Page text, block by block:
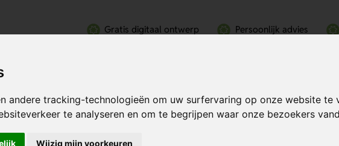
andere tracking-technologieën om uw surfervaring op onze website te
te analyseren en om te begrijpen waar onze bezoekers
Wijzig mijn voorkeuren
Gratis digitaal ontwerp Persoonlijk advies